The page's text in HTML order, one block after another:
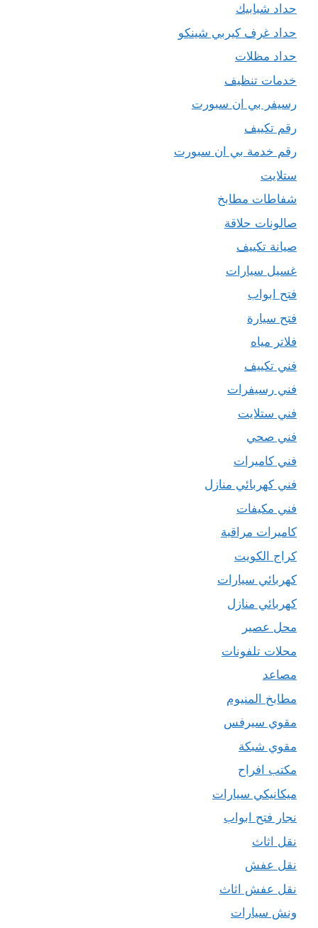
حداد شبابيك
حداد غرف كيربي شينكو
حداد مظلات
خدمات تنظيف
رسيفر بي ان سبورت
رقم تكييف
رقم خدمة بي ان سبورت
ستلايت
شفاطات مطابخ
صالونات حلاقة
صيانة تكييف
غسيل سيارات
فتح ابواب
فتح سيارة
فلاتر مياه
فني تكييف
فني رسيفرات
فني ستلايت
فني صحي
فني كاميرات
فني كهربائي منازل
فني مكيفات
كاميرات مراقبة
كراج الكويت
كهربائي سيارات
كهربائي منازل
محل عصير
محلات تلفونات
مصاعد
مطابخ المنيوم
مقوي سيرفس
مقوي شبكة
مكتب افراح
ميكانيكي سيارات
نجار فتح ابواب
نقل اثاث
نقل عفش
نقل عفش اثاث
ونش سيارات